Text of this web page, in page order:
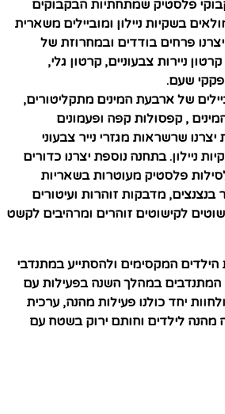
פלסטיק שמתחתיות הבקבוקים
בשקיות ניילון ומוביילים משארית
פרחים בודדים ובמחרוזת של
ניירות צבעוניים, קרטון גלי,
שעם.
של ארבעת המינים מתקליטורים,
, קפסולות קפה ופעמונים
שרשראות מגזרי נייר צבעוני
ניילון. בתחנה נוספת יצרנו כדורים
פלסטיק מעוטרות בשאריות
בנצנצים, מדבקות זוהרות ועיטורים
לקישוטים זוהרים ומרהיבים לקשט
הילדים המקסימים ולהסתייע במתנדבי
המתנדבים במהלך השנה בפעילות עם
יחד כולנו פעילות מהנה, ערכית
מהנה לילדים וחותם ירוק בשטח עם